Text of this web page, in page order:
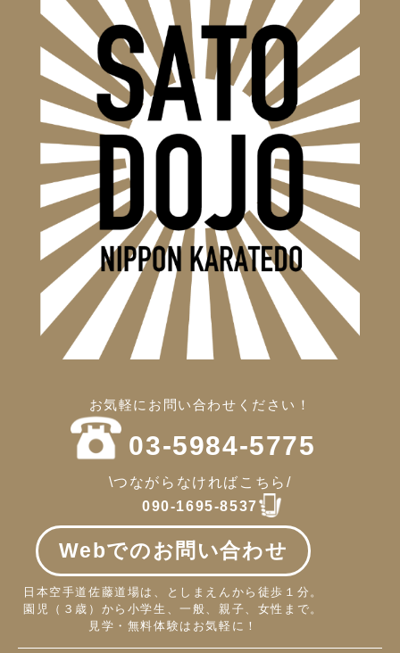
お気軽にお問い合わせください！
03-5984-5775
\つながらなければこちら/
090-1695-8537
Webでのお問い合わせ
日本空手道佐藤道場は、としまえんから徒歩１分。
園児（３歳）から小学生、一般、親子、女性まで。
見学・無料体験はお気軽に！